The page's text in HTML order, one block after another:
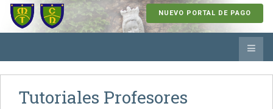
NUEVO PORTAL DE PAGO
Tutoriales Profesores